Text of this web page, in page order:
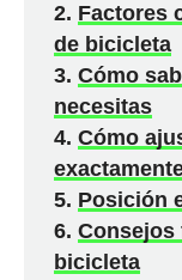
Factores
de bicicleta
Cómo
necesitas
Cómo
Posición
Consejos
bicicleta